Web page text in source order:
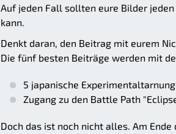
Auf jeden Fall sollten eure Bilder
kann.
Denkt daran, den Beitrag mit eurem
Die fünf besten Beiträge werden mit
5 japanische
Zugang zu den Battle Path
Doch das ist noch nicht alles. Am